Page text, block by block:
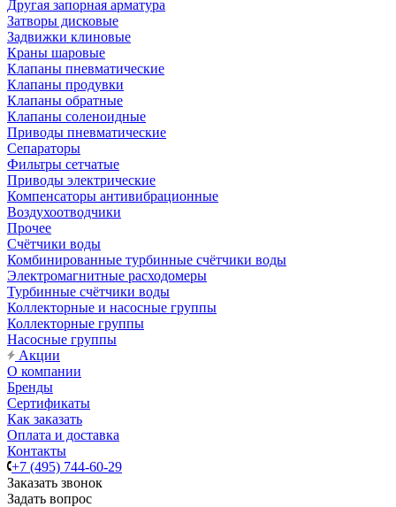
Другая запорная арматура
Затворы дисковые
Задвижки клиновые
Краны шаровые
Клапаны пневматические
Клапаны продувки
Клапаны обратные
Клапаны соленоидные
Приводы пневматические
Сепараторы
Фильтры сетчатые
Приводы электрические
Компенсаторы антивибрационные
Воздухоотводчики
Прочее
Счётчики воды
Комбинированные турбинные счётчики воды
Электромагнитные расходомеры
Турбинные счётчики воды
Коллекторные и насосные группы
Коллекторные группы
Насосные группы
Акции
О компании
Бренды
Сертификаты
Как заказать
Оплата и доставка
Контакты
+7 (495) 744-60-29
Заказать звонок
Задать вопрос